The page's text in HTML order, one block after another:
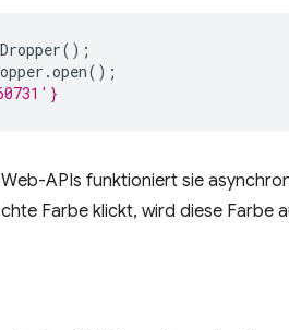
();
.open();
APIs funktioniert sie
Farbe klickt, wird diese Farbe